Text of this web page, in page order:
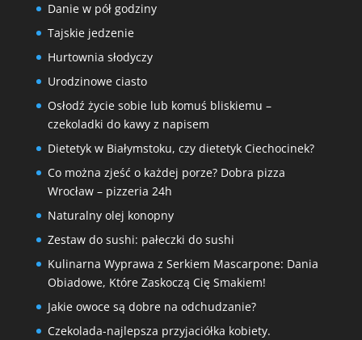
Danie w pół godziny
Tajskie jedzenie
Hurtownia słodyczy
Urodzinowe ciasto
Osłodź życie sobie lub komuś bliskiemu –
czekoladki do kawy z napisem
Dietetyk w Białymstoku, czy dietetyk Ciechocinek?
Co można zjeść o każdej porze? Dobra pizza
Wrocław – pizzeria 24h
Naturalny olej konopny
Zestaw do sushi: pałeczki do sushi
Kulinarna Wyprawa z Serkiem Mascarpone: Dania
Obiadowe, Które Zaskoczą Cię Smakiem!
Jakie owoce są dobre na odchudzanie?
Czekolada-najlepsza przyjaciółka kobiety.